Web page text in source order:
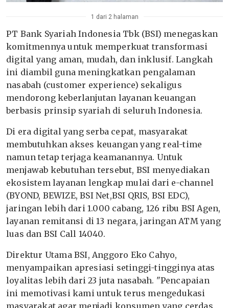
1 dari 2 halaman
PT Bank Syariah Indonesia Tbk (BSI) menegaskan
komitmennya untuk memperkuat transformasi
digital yang aman, mudah, dan inklusif. Langkah
ini diambil guna meningkatkan pengalaman
nasabah (customer experience) sekaligus
mendorong keberlanjutan layanan keuangan
berbasis prinsip syariah di seluruh Indonesia.
Di era digital yang serba cepat, masyarakat
membutuhkan akses keuangan yang real-time
namun tetap terjaga keamanannya. Untuk
menjawab kebutuhan tersebut, BSI menyediakan
ekosistem layanan lengkap mulai dari e-channel
(BYOND, BEWIZE, BSI Net,BSI QRIS, BSI EDC),
jaringan lebih dari 1.000 cabang, 126 ribu BSI Agen,
layanan remitansi di 13 negara, jaringan ATM yang
luas dan BSI Call 14040.
Direktur Utama BSI, Anggoro Eko Cahyo,
menyampaikan apresiasi setinggi-tingginya atas
loyalitas lebih dari 23 juta nasabah. "Pencapaian
ini memotivasi kami untuk terus mengedukasi